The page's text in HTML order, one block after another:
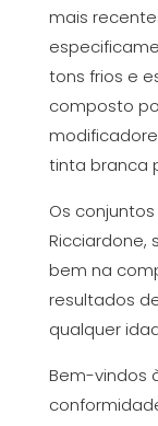
mais
tons frios e
composto
tinta branca
Os
Ricciardone,
bem na
resultados
qualquer
Bem-vindos